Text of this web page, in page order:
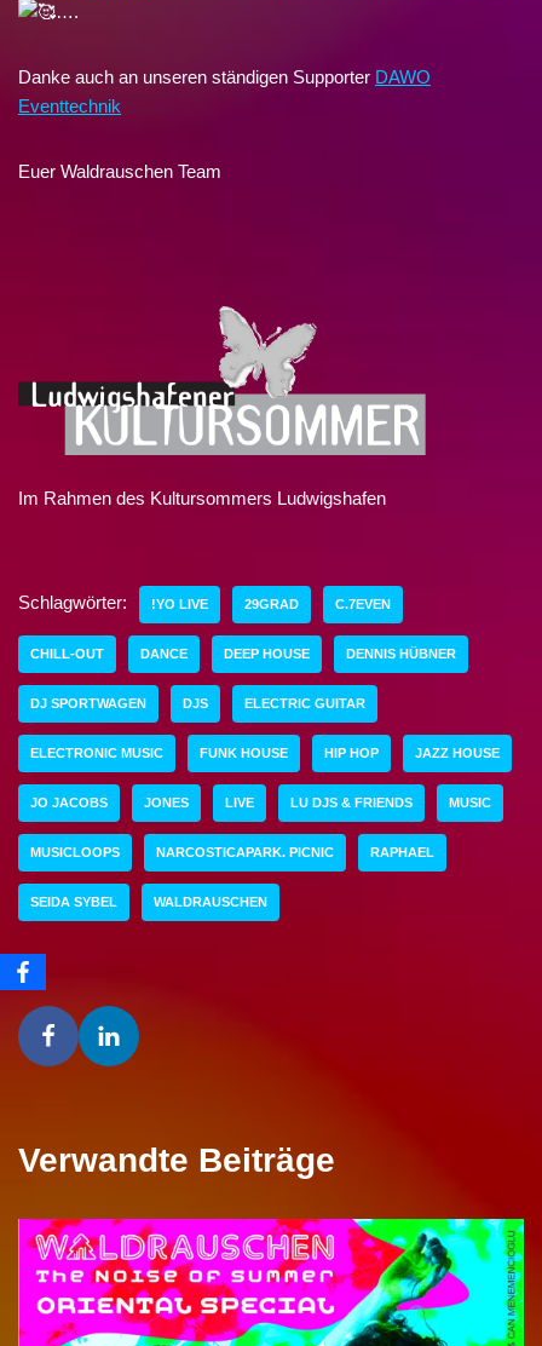
….
Danke auch an unseren ständigen Supporter DAWO
Eventtechnik
Euer Waldrauschen Team
Im Rahmen des Kultursommers Ludwigshafen
Schlagwörter: !YO LIVE 29GRAD C.7EVEN
CHILL-OUT DANCE DEEP HOUSE DENNIS HÜBNER
DJ SPORTWAGEN DJS ELECTRIC GUITAR
ELECTRONIC MUSIC FUNK HOUSE HIP HOP JAZZ HOUSE
JO JACOBS JONES LIVE LU DJS & FRIENDS MUSIC
MUSICLOOPS NARCOSTICAPARK. PICNIC RAPHAEL
SEIDA SYBEL WALDRAUSCHEN
Verwandte Beiträge